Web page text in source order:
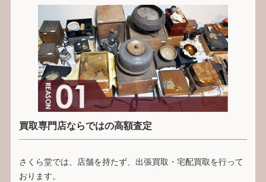
買取専門店ならではの高額査定
さくら堂では、店舗を持たず、出張買取・宅配買取を行って
おります。